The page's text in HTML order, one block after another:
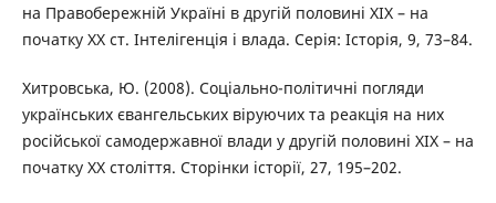
на Правобережній Україні в другій половині ХІХ – на
початку ХХ ст. Інтелігенція і влада. Серія: Історія, 9, 73–84.
Хитровська, Ю. (2008). Соціально-політичні погляди
українських євангельських віруючих та реакція на них
російської самодержавної влади у другій половині ХІХ – на
початку ХХ століття. Сторінки історії, 27, 195–202.